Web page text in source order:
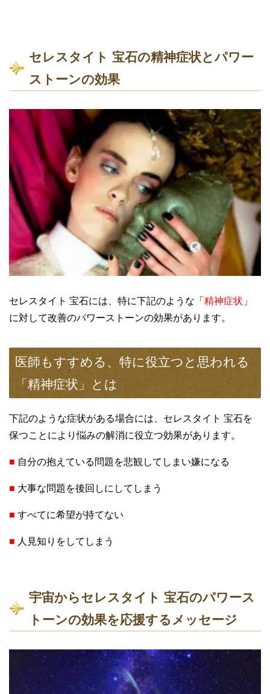
セレスタイト 宝石の精神症状とパワー
ストーンの効果
セレスタイト 宝石には、特に下記のような「 精神症状 」
に対して改善のパワーストーンの効果があります。
医師もすすめる、特に役立つと思われる
「精神症状」とは
下記のような症状がある場合には、セレスタイト 宝石を
保つことにより悩みの解消に役立つ効果があります。
■ 自分の抱えている問題を悲観してしまい嫌になる
■ 大事な問題を後回しにしてしまう
■ すべてに希望が持てない
■ 人見知りをしてしまう
宇宙からセレスタイト 宝石のパワース
トーンの効果を応援するメッセージ